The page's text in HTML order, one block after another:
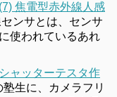
焦電型赤外線人感
ンサとは、センサ
使われているあれ
ャッターテスタ作
塾生に、カメラフリ